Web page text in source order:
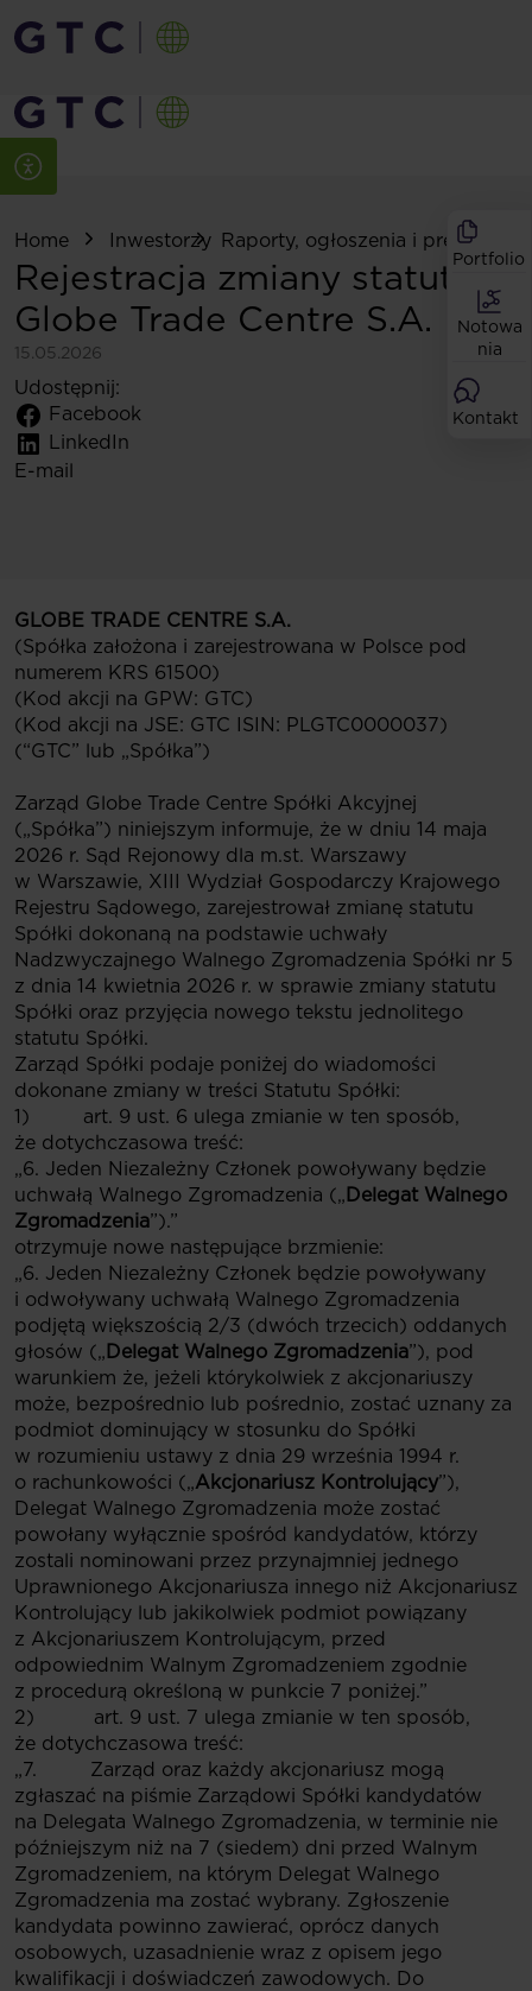
Portfolio
Notowa
nia
Kontakt
Home Inwestorzy Raporty, ogłoszenia i prezentacje
Rejestracja zmiany statutu
Globe Trade Centre S.A.
15.05.2026
Udostępnij:
Facebook
LinkedIn
E-mail
GLOBE TRADE CENTRE S.A.
(Spółka założona i zarejestrowana w Polsce pod
numerem KRS 61500)
(Kod akcji na GPW: GTC)
(Kod akcji na JSE: GTC ISIN: PLGTC0000037)
(“GTC” lub „Spółka”)
Zarząd Globe Trade Centre Spółki Akcyjnej
(„Spółka”) niniejszym informuje, że w dniu 14 maja
2026 r. Sąd Rejonowy dla m.st. Warszawy
w Warszawie, XIII Wydział Gospodarczy Krajowego
Rejestru Sądowego, zarejestrował zmianę statutu
Spółki dokonaną na podstawie uchwały
Nadzwyczajnego Walnego Zgromadzenia Spółki nr 5
z dnia 14 kwietnia 2026 r. w sprawie zmiany statutu
Spółki oraz przyjęcia nowego tekstu jednolitego
statutu Spółki.
Zarząd Spółki podaje poniżej do wiadomości
dokonane zmiany w treści Statutu Spółki:
1) art. 9 ust. 6 ulega zmianie w ten sposób,
że dotychczasowa treść:
„6. Jeden Niezależny Członek powoływany będzie
uchwałą Walnego Zgromadzenia („ Delegat Walnego
Zgromadzenia”).”
otrzymuje nowe następujące brzmienie:
„6. Jeden Niezależny Członek będzie powoływany
i odwoływany uchwałą Walnego Zgromadzenia
podjętą większością 2/3 (dwóch trzecich) oddanych
głosów („ Delegat Walnego Zgromadzenia”), pod
warunkiem że, jeżeli którykolwiek z akcjonariuszy
może, bezpośrednio lub pośrednio, zostać uznany za
podmiot dominujący w stosunku do Spółki
w rozumieniu ustawy z dnia 29 września 1994 r.
o rachunkowości („Akcjonariusz Kontrolujący”),
Delegat Walnego Zgromadzenia może zostać
powołany wyłącznie spośród kandydatów, którzy
zostali nominowani przez przynajmniej jednego
Uprawnionego Akcjonariusza innego niż Akcjonariusz
Kontrolujący lub jakikolwiek podmiot powiązany
z Akcjonariuszem Kontrolującym, przed
odpowiednim Walnym Zgromadzeniem zgodnie
z procedurą określoną w punkcie 7 poniżej.”
2) art. 9 ust. 7 ulega zmianie w ten sposób,
że dotychczasowa treść:
„7. Zarząd oraz każdy akcjonariusz mogą
zgłaszać na piśmie Zarządowi Spółki kandydatów
na Delegata Walnego Zgromadzenia, w terminie nie
późniejszym niż na 7 (siedem) dni przed Walnym
Zgromadzeniem, na którym Delegat Walnego
Zgromadzenia ma zostać wybrany. Zgłoszenie
kandydata powinno zawierać, oprócz danych
osobowych, uzasadnienie wraz z opisem jego
kwalifikacji i doświadczeń zawodowych. Do